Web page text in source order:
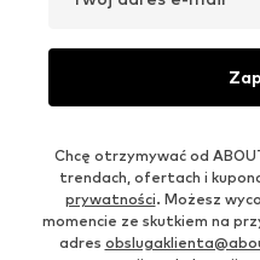
Chcę otrzymywać od
trendach, ofertach i
prywatności. Możesz
momencie ze skutkiem na
adres